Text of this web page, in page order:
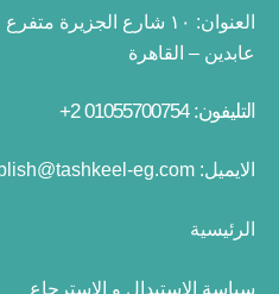
العنوان:
١٠ شارع الجزيرة
عابدين – القاهرة
التليفون: 01055700754 2+
الايميل: eg.com
الرئيسية
سياسة الاستبدال و الاسترجاع